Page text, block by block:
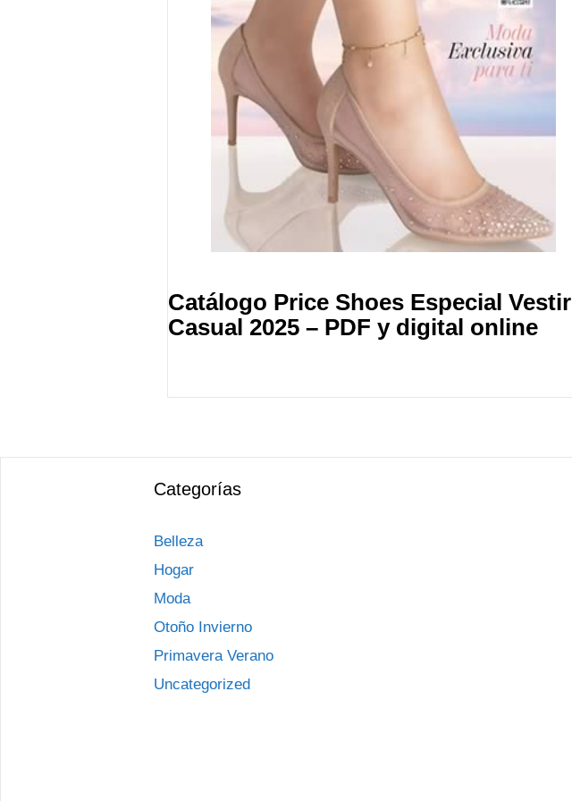
Catálogo Price Shoes Especial Vestir
Casual 2025 – PDF y digital online
Categorías
Belleza
Hogar
Moda
Otoño Invierno
Primavera Verano
Uncategorized